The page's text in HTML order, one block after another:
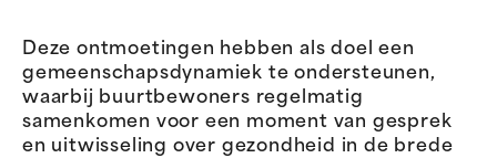
Deze ontmoetingen hebben als doel een
gemeenschapsdynamiek te ondersteunen,
waarbij buurtbewoners regelmatig
samenkomen voor een moment van gesprek
en uitwisseling over gezondheid in de brede